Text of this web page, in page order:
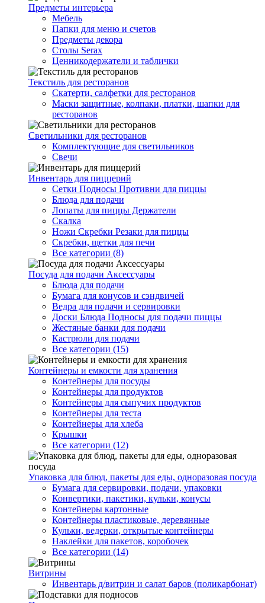
Предметы интерьера
Мебель
Папки для меню и счетов
Предметы декора
Столы Serax
Ценникодержатели и таблички
Текстиль для ресторанов
Скатерти, салфетки для ресторанов
Маски защитные, колпаки, платки, шапки для
ресторанов
Светильники для ресторанов
Комплектующие для светильников
Свечи
Инвентарь для пиццерий
Сетки Подносы Противни для пиццы
Блюда для подачи
Лопаты для пиццы Держатели
Скалка
Ножи Скребки Резаки для пиццы
Скребки, щетки для печи
Все категории (8)
Посуда для подачи Аксессуары
Блюда для подачи
Бумага для конусов и сэндвичей
Ведра для подачи и сервировки
Доски Блюда Подносы для подачи пиццы
Жестяные банки для подачи
Кастрюли для подачи
Все категории (15)
Контейнеры и емкости для хранения
Контейнеры для посуды
Контейнеры для продуктов
Контейнеры для сыпучих продуктов
Контейнеры для теста
Контейнеры для хлеба
Крышки
Все категории (12)
Упаковка для блюд, пакеты для еды, одноразовая посуда
Бумага для сервировки, подачи, упаковки
Конвертики, пакетики, кульки, конусы
Контейнеры картонные
Контейнеры пластиковые, деревянные
Кульки, ведерки, открытые контейнеры
Наклейки для пакетов, коробочек
Все категории (14)
Витрины
Инвентарь д/витрин и салат баров (поликарбонат)